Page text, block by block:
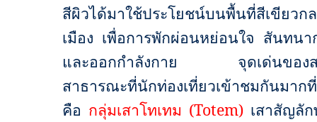
สีผิวได้มาใช้ประโยชน์บนพื้นที่สีเขียวก
เมือง เพื่อการพักผ่อนหย่อนใจ สันทนา
และออกกำลังกาย จุดเด่นของ
สาธารณะที่นักท่องเที่ยวเข้าชมกันมาก
คือ กลุ่มเสาโทเทม (Totem) เสาสัญลั